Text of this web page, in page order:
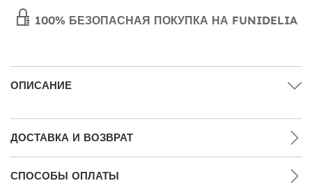
100% БЕЗОПАСНАЯ ПОКУПКА НА FUNIDELIA
ОПИСАНИЕ
ДОСТАВКА И ВОЗВРАТ
СПОСОБЫ ОПЛАТЫ